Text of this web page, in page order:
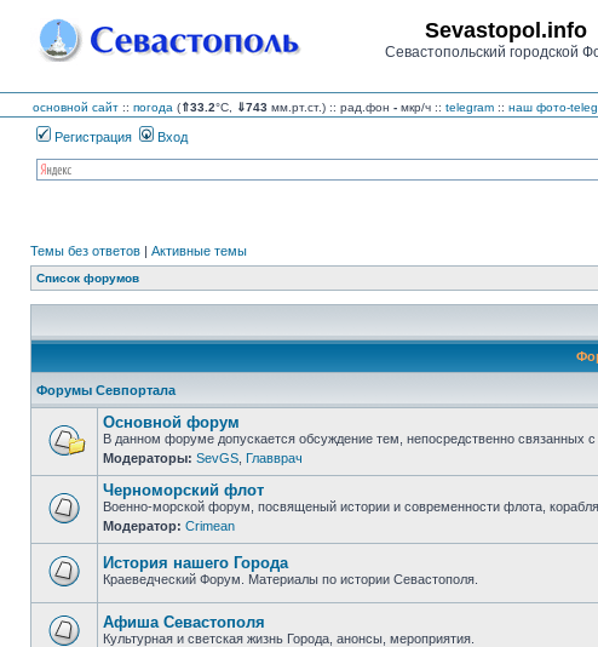
Sevastopol.info
Севастопольский городской
основной сайт :: погода (⇑33.2°C, ⇓743 мм.рт.ст.) :: рад.фон - мкр/ч :: telegram :: наш фото-
Регистрация Вход
Темы без ответов | Активные темы
Список форумов
Форумы Севпортала
Нет
непрочитанных
сообщений
Основной форум
В данном форуме допускается обсуждение тем, непосредственно связанных
Модераторы: SevGS Главврач
Нет
непрочитанных
сообщений
Черноморский флот
Военно-морской форум, посвященый истории и современности флота,
Модератор: Crimean
непрочитанных
сообщений
История нашего Города
Краеведческий Форум. Материалы по истории Севастополя.
Афиша Севастополя
Культурная и светская жизнь Города, анонсы, мероприятия.